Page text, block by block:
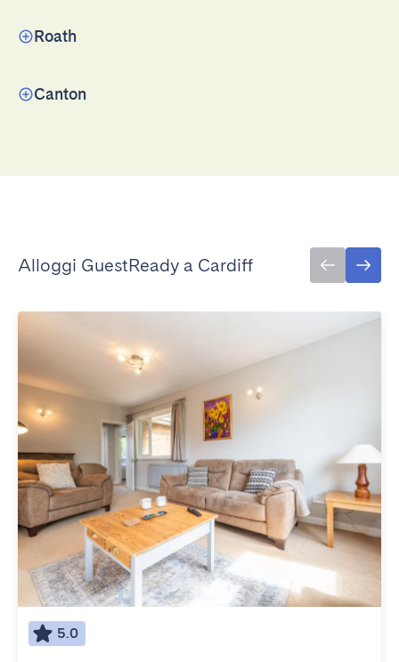
Roath
Canton
Alloggi GuestReady a Cardiff
5.0